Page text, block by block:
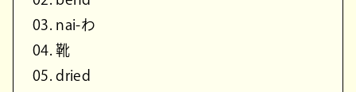
03. nai-わ
04. 靴
05. dried